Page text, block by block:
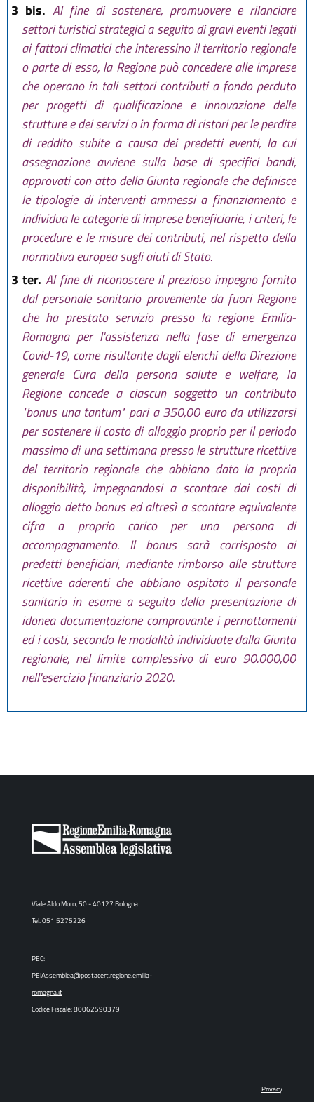
3 bis. Al fine di sostenere, promuovere e rilanciare
settori turistici strategici a seguito di gravi eventi legati
ai fattori climatici che interessino il territorio regionale
o parte di esso, la Regione può concedere alle imprese
che operano in tali settori contributi a fondo perduto
per progetti di qualificazione e innovazione delle
strutture e dei servizi o in forma di ristori per le perdite
di reddito subite a causa dei predetti eventi, la cui
assegnazione avviene sulla base di specifici bandi,
approvati con atto della Giunta regionale che definisce
le tipologie di interventi ammessi a finanziamento e
individua le categorie di imprese beneficiarie, i criteri, le
procedure e le misure dei contributi, nel rispetto della
normativa europea sugli aiuti di Stato.
3 ter.Al fine di riconoscere il prezioso impegno fornito
dal personale sanitario proveniente da fuori Regione
che ha prestato servizio presso la regione Emilia-
Romagna per l'assistenza nella fase di emergenza
Covid-19, come risultante dagli elenchi della Direzione
generale Cura della persona salute e welfare, la
Regione concede a ciascun soggetto un contributo
"bonus una tantum" pari a 350,00 euro da utilizzarsi
per sostenere il costo di alloggio proprio per il periodo
massimo di una settimana presso le strutture ricettive
del territorio regionale che abbiano dato la propria
disponibilità, impegnandosi a scontare dai costi di
alloggio detto bonus ed altresì a scontare equivalente
cifra a proprio carico per una persona di
accompagnamento. Il bonus sarà corrisposto ai
predetti beneficiari, mediante rimborso alle strutture
ricettive aderenti che abbiano ospitato il personale
sanitario in esame a seguito della presentazione di
idonea documentazione comprovante i pernottamenti
ed i costi, secondo le modalità individuate dalla Giunta
regionale, nel limite complessivo di euro 90.000,00
nell'esercizio finanziario 2020.
Viale Aldo Moro, 50 - 40127 Bologna
Tel. 051 5275226
PEC:
PEIAssemblea@postacert.regione.emilia-
romagna.it
Codice Fiscale: 80062590379
Privacy